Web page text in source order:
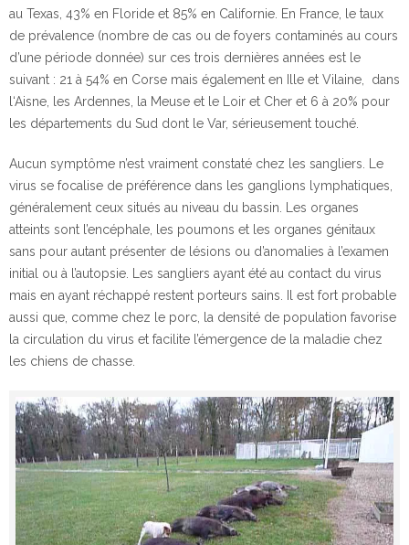
au Texas, 43% en Floride et 85% en Californie. En France, le taux
de prévalence (nombre de cas ou de foyers contaminés au cours
d’une période donnée) sur ces trois dernières années est le
suivant : 21 à 54% en Corse mais également en Ille et Vilaine, dans
l‘Aisne, les Ardennes, la Meuse et le Loir et Cher et 6 à 20% pour
les départements du Sud dont le Var, sérieusement touché.
Aucun symptôme n’est vraiment constaté chez les sangliers. Le
virus se focalise de préférence dans les ganglions lymphatiques,
généralement ceux situés au niveau du bassin. Les organes
atteints sont l’encéphale, les poumons et les organes génitaux
sans pour autant présenter de lésions ou d’anomalies à l’examen
initial ou à l’autopsie. Les sangliers ayant été au contact du virus
mais en ayant réchappé restent porteurs sains. Il est fort probable
aussi que, comme chez le porc, la densité de population favorise
la circulation du virus et facilite l’émergence de la maladie chez
les chiens de chasse.